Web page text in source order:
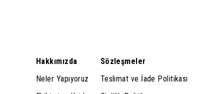
Hakkımızda
Neler Yapıyoruz
Sözleşmeler
Teslimat ve İade Politikası